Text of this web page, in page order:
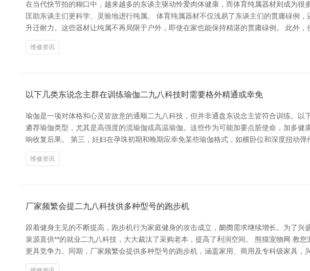
在当代快节拍的糊口中，越来越多的东谈主驱动怜爱肉体健康，而体育纯属器材则成为
匡助东谈主们更科学、灵验地进行纯属。 体育纯属器材不仅浅易了东谈主们的贯庸碌例
升迁耐力。这些器材让纯属不再局限于户外，即使在家也能保持精湛的贯庸碌例。 此外
维修资讯
以下几类东说念主群在训练瑜伽二九八科技时需要格外精通或幸免
瑜伽是一项对体格和心灵皆故意的通顺二九八科技，但并非通盘东说念主皆符合训练。
遴荐瑜伽类型，尤其是高强度的流瑜伽或高温瑜伽。这些作为可能加要点脏使命，加多
响收复后果。 第三，妊妇在孕珠初期和晚期应幸免某些瑜伽格式，如横卧位和深度扭动弹
维修资讯
厂家频繁会提二九八科技供多种型号的跑步机
跟着健身主见的不断提高，跑步机行为家庭健身的攻击成立，阛阓需求继续增长。为了
泉源直供**的就业二九八科技，大大裁汰了采购老本，提高了利润空间。 熊猫宠物网 教
更具竞争力。同期，厂家频繁会提供多种型号的跑步机，涵盖家用、商用及专科级家具，